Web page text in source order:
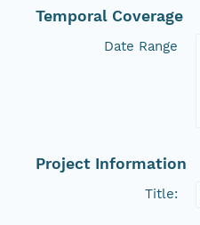
Temporal Coverage
Date Range
Project Information
Title: